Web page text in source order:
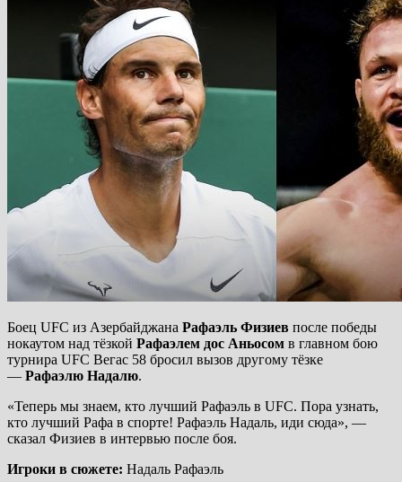
Боец UFC из Азербайджана Рафаэль Физиев после победы
нокаутом над тёзкой Рафаэлем дос Аньосом в главном бою
турнира UFC Вегас 58 бросил вызов другому тёзке
— Рафаэлю Надалю.
«Теперь мы знаем, кто лучший Рафаэль в UFC. Пора узнать,
кто лучший Рафа в спорте! Рафаэль Надаль, иди сюда», —
сказал Физиев в интервью после боя.
Игроки в сюжете: Надаль Рафаэль